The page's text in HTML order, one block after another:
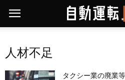
人材不足
タクシー業の廃業